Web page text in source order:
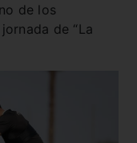
de los
de “La